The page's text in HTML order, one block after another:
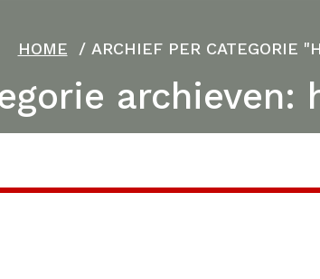
HOME / ARCHIEF PER CATEGORIE
archieven: